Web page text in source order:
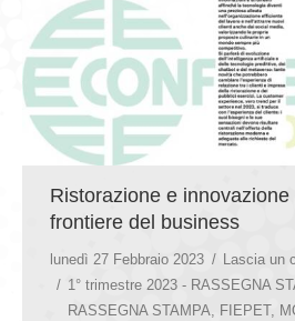
Ristorazione e
frontiere del business
lunedì 27 Febbraio 2023
Lascia un
1° trimestre 2023 - RASSEGNA
RASSEGNA STAMPA, FIEPET,